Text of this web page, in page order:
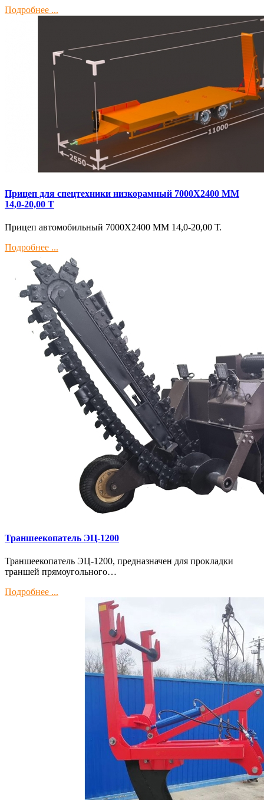
Подробнее ...
Прицеп для спецтехники низкорамный 7000Х2400 ММ
14,0-20,00 Т
Прицеп автомобильный 7000Х2400 ММ 14,0-20,00 Т.
Подробнее ...
Траншеекопатель ЭЦ-1200
Траншеекопатель ЭЦ-1200, предназначен для прокладки
траншей прямоугольного…
Подробнее ...